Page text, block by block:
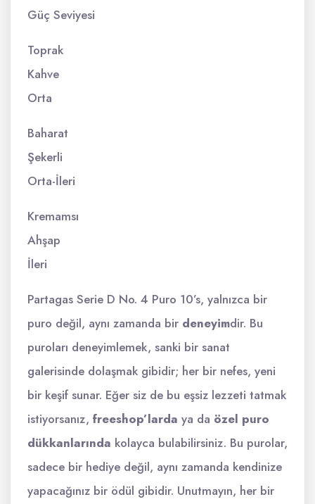
Güç Seviyesi
Toprak
Kahve
Orta
Baharat
Şekerli
Orta-İleri
Kremamsı
Ahşap
İleri
Partagas Serie D No. 4 Puro 10’s, yalnızca bir
puro değil, aynı zamanda bir deneyimdir. Bu
puroları deneyimlemek, sanki bir sanat
galerisinde dolaşmak gibidir; her bir nefes, yeni
bir keşif sunar. Eğer siz de bu eşsiz lezzeti tatmak
istiyorsanız, freeshop’larda ya da özel puro
dükkanlarında kolayca bulabilirsiniz. Bu purolar,
sadece bir hediye değil, aynı zamanda kendinize
yapacağınız bir ödül gibidir. Unutmayın, her bir